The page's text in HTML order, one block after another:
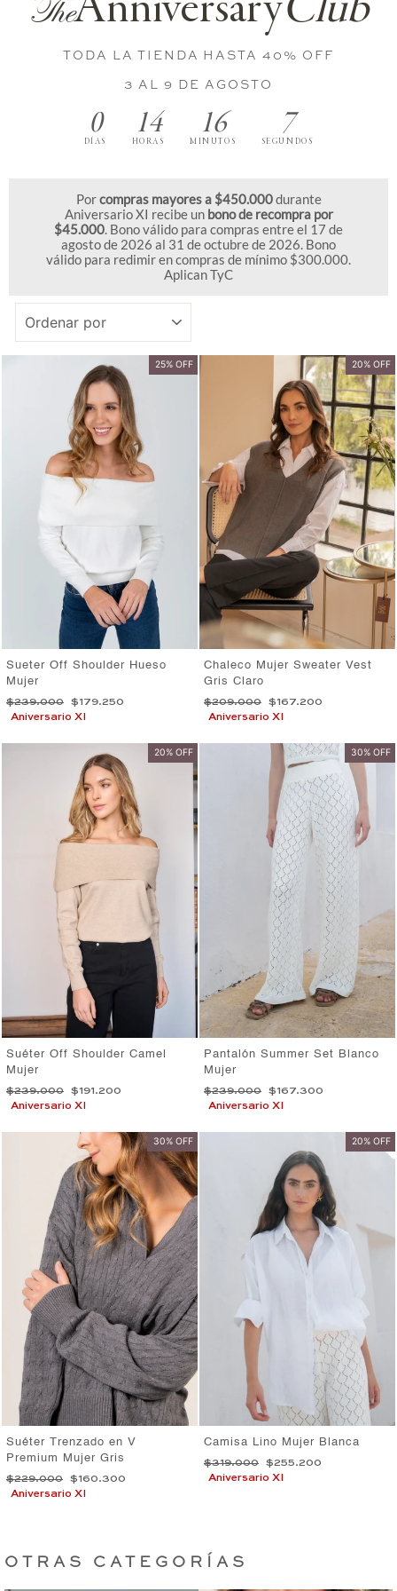
The
TODA LA TIENDA HASTA 40% OFF
3 AL 9 DE AGOSTO
0
DÍAS
14
HORAS
16
MINUTOS
6
SEGUNDOS
Porcompras mayores a $450.000durante
Aniversario XI recibe un bono de recompra por
$45.000. Bono válido para compras entre el 17 de
agosto de 2026 al 31 de octubre de 2026. Bono
válido para redimir en compras de mínimo $300.000.
Aplican TyC
25% OFF
Sueter Off Shoulder Hueso
Mujer
Precio
habitual
$239.000
Precio
de
$179.250
Aniversario XI
20% OFF
Chaleco Mujer Sweater Vest
Gris Claro
Precio
habitual
$209.000
Precio
de
$167.200
Aniversario XI
20% OFF
Suéter Off Shoulder Camel
Mujer
Precio
habitual
$239.000
Precio
de
$191.200
Aniversario XI
30% OFF
Pantalón Summer Set Blanco
Mujer
Precio
habitual
$239.000
Precio
de
$167.300
Aniversario XI
30% OFF
Suéter Trenzado en V
Premium Mujer Gris
Precio
habitual
$229.000
Precio
de
$160.300
Aniversario XI
20% OFF
Camisa Lino Mujer Blanca
Precio
habitual
$319.000
Precio
de
$255.200
Aniversario XI
OTRAS CATEGORÍAS